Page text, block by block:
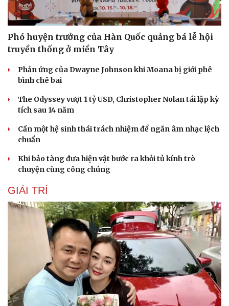
Phó huyện trưởng của Hàn Quốc quảng bá lễ hội
truyền thống ở miền Tây
Phản ứng của Dwayne Johnson khi Moana bị giới phê
bình chê bai
The Odyssey vượt 1 tỷ USD, Christopher Nolan tái lập kỳ
tích sau 14 năm
Cần một hệ sinh thái trách nhiệm để ngăn âm nhạc lệch
chuẩn
Khi bảo tàng đưa hiện vật bước ra khỏi tủ kính trò
chuyện cùng công chúng
GIẢI TRÍ